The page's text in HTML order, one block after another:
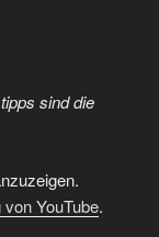
sind die
YouTube.